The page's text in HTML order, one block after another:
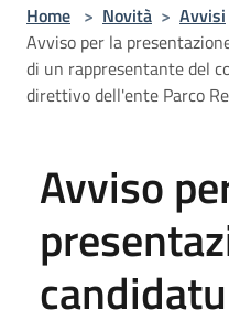
Home > Novità > Avvisi
Avviso per la
di un rappresentante del
direttivo dell'ente Parco
Avviso